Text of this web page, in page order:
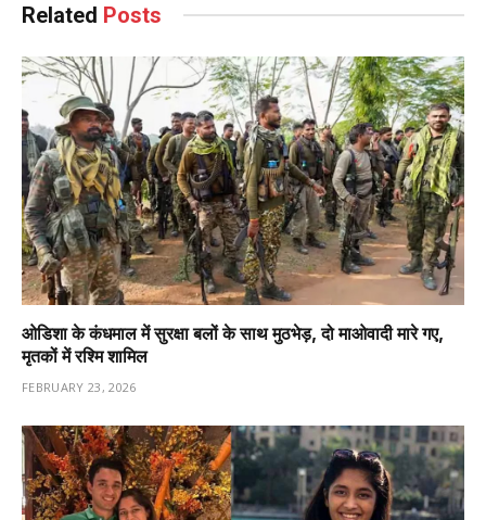
Related Posts
ओडिशा के कंधमाल में सुरक्षा बलों के साथ मुठभेड़, दो माओवादी मारे गए,
मृतकों में रश्मि शामिल
FEBRUARY 23, 2026